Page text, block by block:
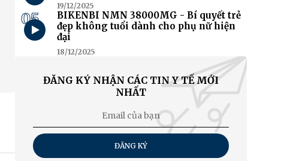
19/12/2025
05
BIKENBI NMN 38000MG - Bí quyết trẻ
đẹp không tuổi dành cho phụ nữ hiện
đại
18/12/2025
ĐĂNG KÝ NHẬN CÁC TIN Y TẾ MỚI
NHẤT
ĐĂNG KÝ